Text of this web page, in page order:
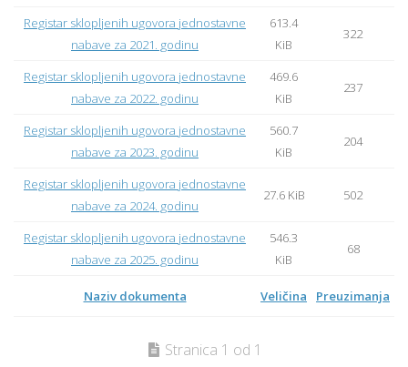
Naziv dokumenta Veličina Preuzimanja
Registar sklopljenih ugovora jednostavne
nabave za 2021. godinu
613.4
KiB
322
Registar sklopljenih ugovora jednostavne
nabave za 2022. godinu
469.6
KiB
237
Registar sklopljenih ugovora jednostavne
nabave za 2023. godinu
560.7
KiB
204
Registar sklopljenih ugovora jednostavne
nabave za 2024. godinu
27.6 KiB 502
Registar sklopljenih ugovora jednostavne
nabave za 2025. godinu
546.3
KiB
68
Stranica 1 od 1